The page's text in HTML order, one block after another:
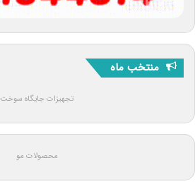
منتخب ماه
تجهیزات جایگاه سوخت
محصولات مو